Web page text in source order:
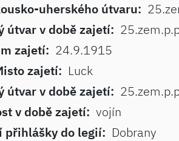
uherského útvaru:
útvar v době zajetí:
zajetí: 24.9.1915
zajetí: Luck
útvar v době zajetí:
v době zajetí: vojín
přihlášky do legií: Dobrany